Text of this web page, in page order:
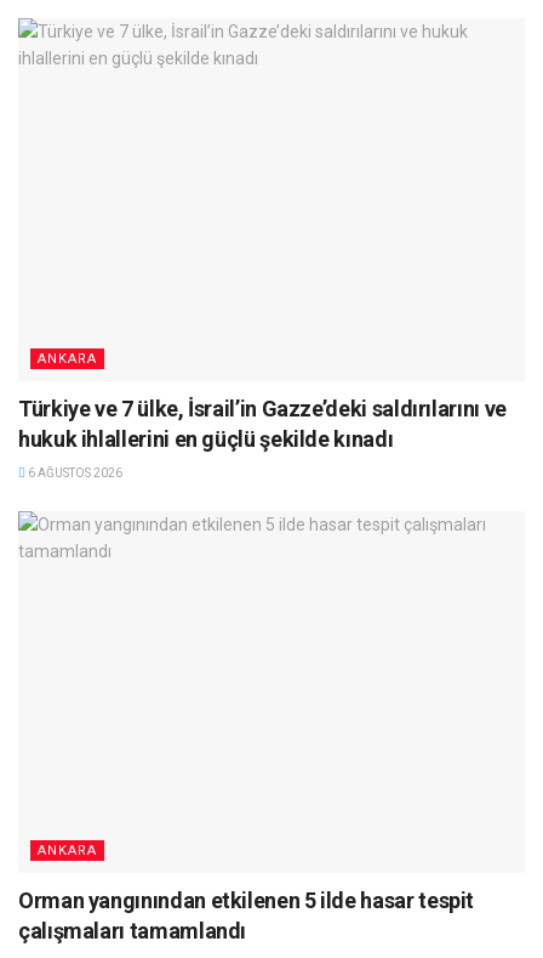
ANKARA
Türkiye ve 7 ülke, İsrail’in Gazze’deki saldırılarını ve
hukuk ihlallerini en güçlü şekilde kınadı
6 AĞUSTOS 2026
ANKARA
Orman yangınından etkilenen 5 ilde hasar tespit
çalışmaları tamamlandı